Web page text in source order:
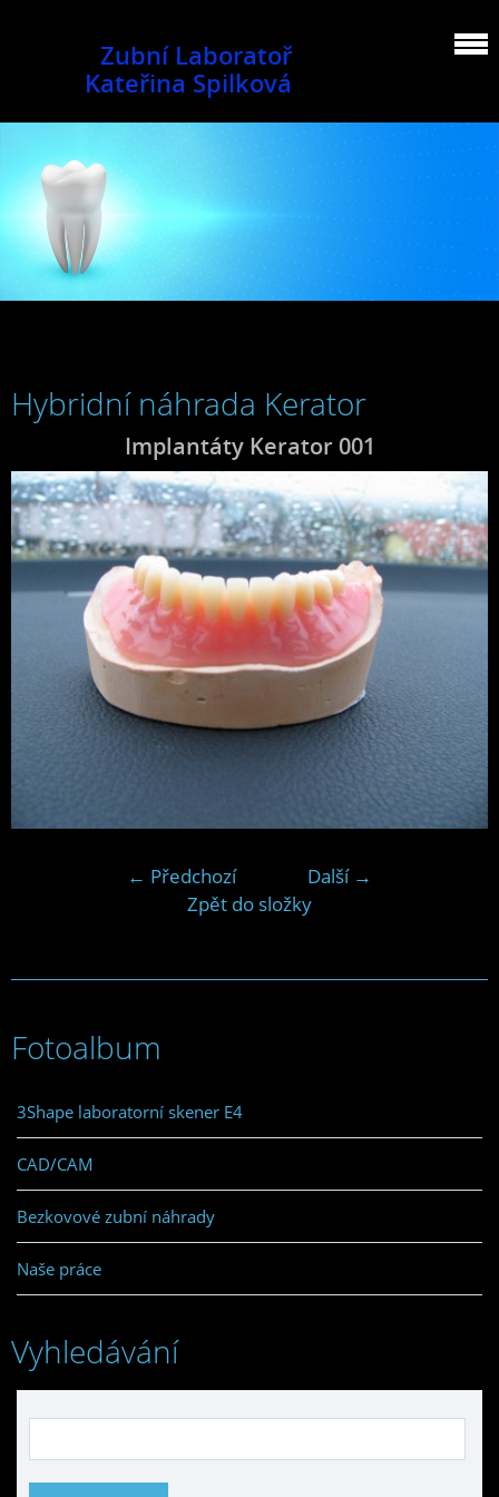
Zubní Laboratoř
Kateřina Spilková
Hybridní náhrada Kerator
Implantáty Kerator 001
← Předchozí
Další →
Zpět do složky
Fotoalbum
3Shape laboratorní skener E4
CAD/CAM
Bezkovové zubní náhrady
Naše práce
Vyhledávání